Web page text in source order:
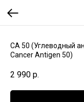
CA 50 (Углеводный
Cancer Antigen 50)
2 990 р.